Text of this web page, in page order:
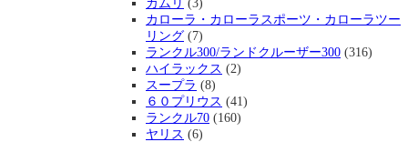
カムリ (3)
カローラ・カローラスポーツ・カローラツー
リング (7)
ランクル300/ランドクルーザー300 (316)
ハイラックス (2)
スープラ (8)
６０プリウス (41)
ランクル70 (160)
ヤリス (6)